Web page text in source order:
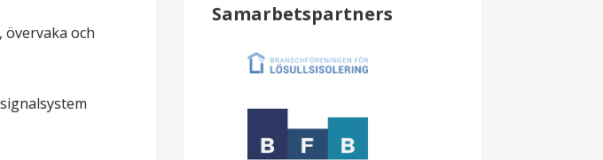
och
Samarbetspartners